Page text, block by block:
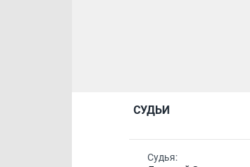
СУДЬИ
Судья: